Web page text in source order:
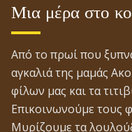
Μια μέρα στο
Από το πρωί που
αγκαλιά της μαμάς
φίλων μας και τα
Επικοινωνούμε τους
Μυρίζουμε τα